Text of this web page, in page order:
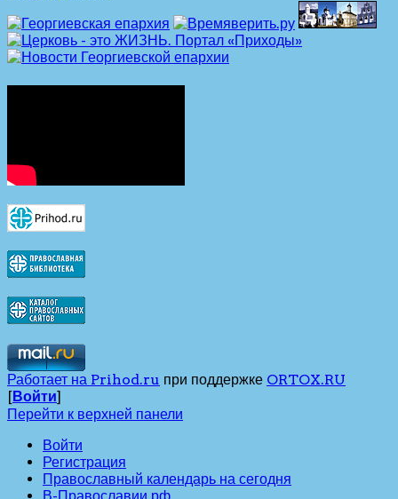
Работает на Prihod.ru при поддержке ORTOX.RU
[Войти]
Перейти к верхней панели
Войти
Регистрация
Православный календарь на сегодня
В-Православии.рф